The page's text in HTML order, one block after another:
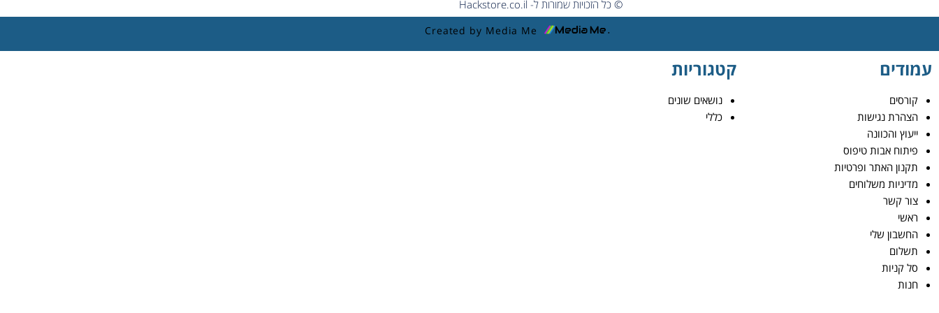
© כל הזכויות שמורות ל- Hackstore.co.il
Created by Media Me
עמודים
קורסים
הצהרת נגישות
ייעוץ והכוונה
פיתוח אבות טיפוס
תקנון האתר ופרטיות
מדיניות משלוחים
צור קשר
ראשי
החשבון שלי
תשלום
סל קניות
חנות
קטגוריות
נושאים שונים
כללי